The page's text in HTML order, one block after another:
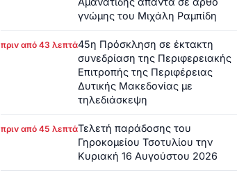
γνώμης του Μιχάλη Ραμπίδη
πριν από 43 λεπτά45η Πρόσκληση σε έκτακτη
συνεδρίαση της Περιφερειακής
Επιτροπής της Περιφέρειας
Δυτικής Μακεδονίας με
τηλεδιάσκεψη
πριν από 45 λεπτάΤελετή παράδοσης του
Γηροκομείου Τσοτυλίου την
Κυριακή 16 Αυγούστου 2026